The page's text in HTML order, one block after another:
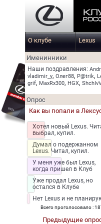
О клубе Lexus
Именинники
Наши поздравления:
vladimir_y, Олег88, P@trik,
grif, MaxRx300, HGX,
Опрос
Как вы попали в
Хотел новый Lexus.
выбрал, купил.
Думал о подержанном
Lexus. Читал, купил.
У меня уже был Lexus,
когда пришел в Клуб
Уже продал Lexus, но
остался в Клубе
Нет Lexus и не
Всего проголосовало :
Предыдущие